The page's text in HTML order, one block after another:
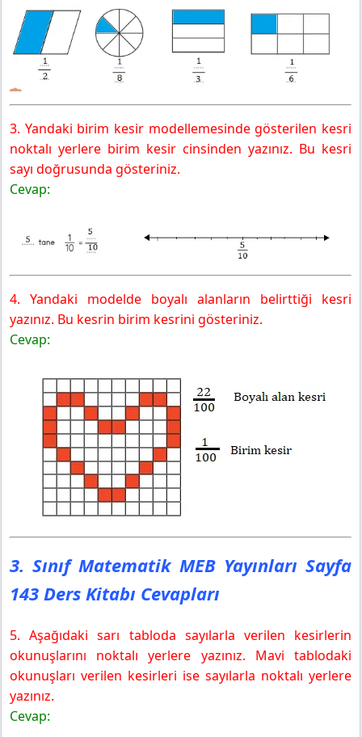
3. Yandaki birim kesir modellemesinde gösterilen kesri
noktalı yerlere birim kesir cinsinden yazınız. Bu kesri
sayı doğrusunda gösteriniz.
Cevap:
4. Yandaki modelde boyalı alanların belirttiği kesri
yazınız. Bu kesrin birim kesrini gösteriniz.
Cevap:
3. Sınıf Matematik MEB Yayınları Sayfa
143 Ders Kitabı Cevapları
5. Aşağıdaki sarı tabloda sayılarla verilen kesirlerin
okunuşlarını noktalı yerlere yazınız. Mavi tablodaki
okunuşları verilen kesirleri ise sayılarla noktalı yerlere
yazınız.
Cevap: